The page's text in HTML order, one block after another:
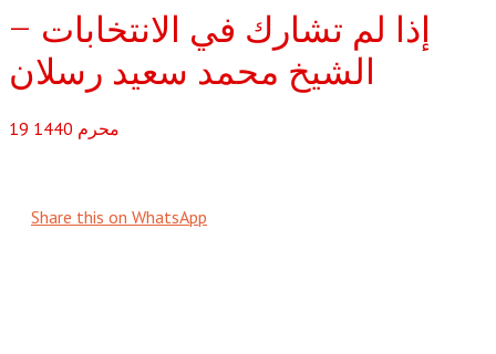
إذا لم تشارك في الانتخابات –
الشيخ محمد سعيد رسلان
19 محرم 1440
Share this on WhatsApp